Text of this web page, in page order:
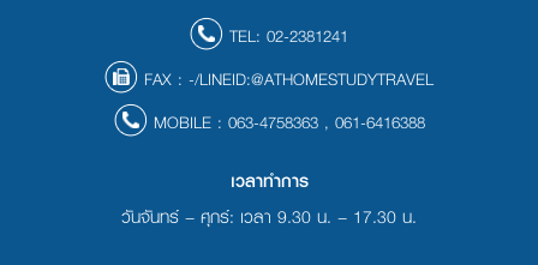
TEL: 02-2381241
FAX : -/LINEID:@ATHOMESTUDYTRAVEL
MOBILE : 063-4758363, 061-6416388
เวลาทำการ
วันจันทร์ – ศุกร์: เวลา 9.30 น. – 17.30 น.